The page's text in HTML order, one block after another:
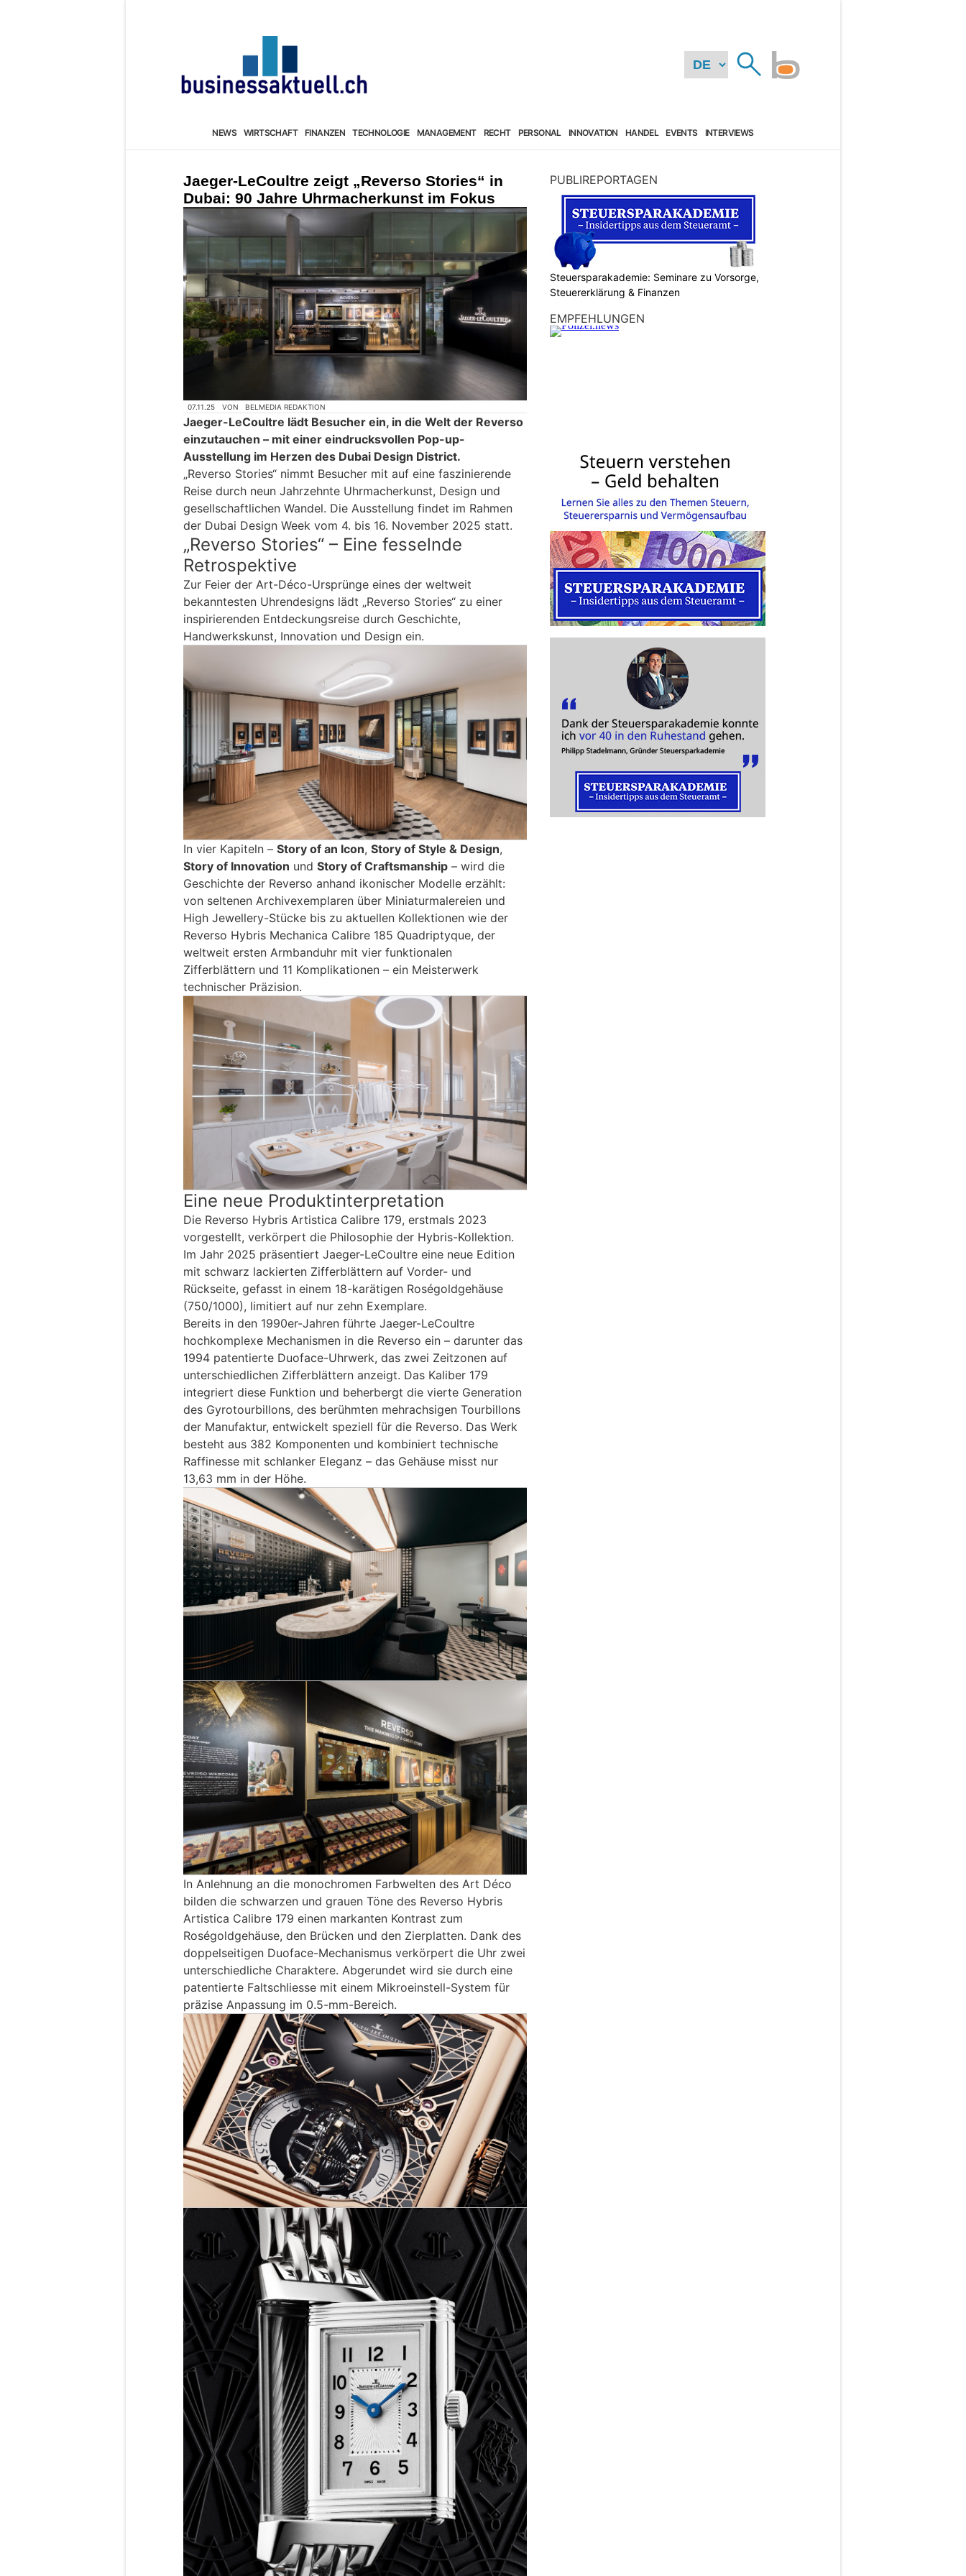
NEWS WIRTSCHAFT FINANZEN TECHNOLOGIE MANAGEMENT RECHT PERSONAL INNOVATION HANDEL EVENTS INTERVIEWS
Jaeger-LeCoultre zeigt „Reverso Stories“ in
Dubai: 90 Jahre Uhrmacherkunst im Fokus
07.11.25 VON BELMEDIA REDAKTION
Jaeger-LeCoultre lädt Besucher ein, in die Welt der Reverso
einzutauchen – mit einer eindrucksvollen Pop-up-
Ausstellung im Herzen des Dubai Design District.
„Reverso Stories“ nimmt Besucher mit auf eine faszinierende
Reise durch neun Jahrzehnte Uhrmacherkunst, Design und
gesellschaftlichen Wandel. Die Ausstellung findet im Rahmen
der Dubai Design Week vom 4. bis 16. November 2025 statt.
„Reverso Stories“ – Eine fesselnde
Retrospektive
Zur Feier der Art-Déco-Ursprünge eines der weltweit
bekanntesten Uhrendesigns lädt „Reverso Stories“ zu einer
inspirierenden Entdeckungsreise durch Geschichte,
Handwerkskunst, Innovation und Design ein.
In vier Kapiteln – Story of an Icon, Story of Style & Design,
Story of Innovation und Story of Craftsmanship – wird die
Geschichte der Reverso anhand ikonischer Modelle erzählt:
von seltenen Archivexemplaren über Miniaturmalereien und
High Jewellery-Stücke bis zu aktuellen Kollektionen wie der
Reverso Hybris Mechanica Calibre 185 Quadriptyque, der
weltweit ersten Armbanduhr mit vier funktionalen
Zifferblättern und 11 Komplikationen – ein Meisterwerk
technischer Präzision.
Eine neue Produktinterpretation
Die Reverso Hybris Artistica Calibre 179, erstmals 2023
vorgestellt, verkörpert die Philosophie der Hybris-Kollektion.
Im Jahr 2025 präsentiert Jaeger-LeCoultre eine neue Edition
mit schwarz lackierten Zifferblättern auf Vorder- und
Rückseite, gefasst in einem 18-karätigen Roségoldgehäuse
(750/1000), limitiert auf nur zehn Exemplare.
Bereits in den 1990er-Jahren führte Jaeger-LeCoultre
hochkomplexe Mechanismen in die Reverso ein – darunter das
1994 patentierte Duoface-Uhrwerk, das zwei Zeitzonen auf
unterschiedlichen Zifferblättern anzeigt. Das Kaliber 179
integriert diese Funktion und beherbergt die vierte Generation
des Gyrotourbillons, des berühmten mehrachsigen Tourbillons
der Manufaktur, entwickelt speziell für die Reverso. Das Werk
besteht aus 382 Komponenten und kombiniert technische
Raffinesse mit schlanker Eleganz – das Gehäuse misst nur
13,63 mm in der Höhe.
In Anlehnung an die monochromen Farbwelten des Art Déco
bilden die schwarzen und grauen Töne des Reverso Hybris
Artistica Calibre 179 einen markanten Kontrast zum
Roségoldgehäuse, den Brücken und den Zierplatten. Dank des
doppelseitigen Duoface-Mechanismus verkörpert die Uhr zwei
unterschiedliche Charaktere. Abgerundet wird sie durch eine
patentierte Faltschliesse mit einem Mikroeinstell-System für
präzise Anpassung im 0.5-mm-Bereich.
PUBLIREPORTAGEN
Steuersparakademie: Seminare zu Vorsorge,
Steuererklärung & Finanzen
EMPFEHLUNGEN